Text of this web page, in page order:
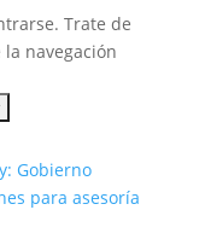
Trate de
navegación
Gobierno
para asesoría